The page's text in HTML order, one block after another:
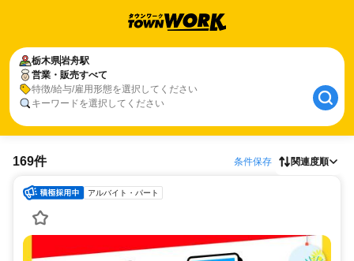
栃木県岩舟駅
営業・販売すべて
特徴/給与/雇用形態を選択してください
キーワードを選択してください
169件 条件保存 関連度順
アルバイト・パート